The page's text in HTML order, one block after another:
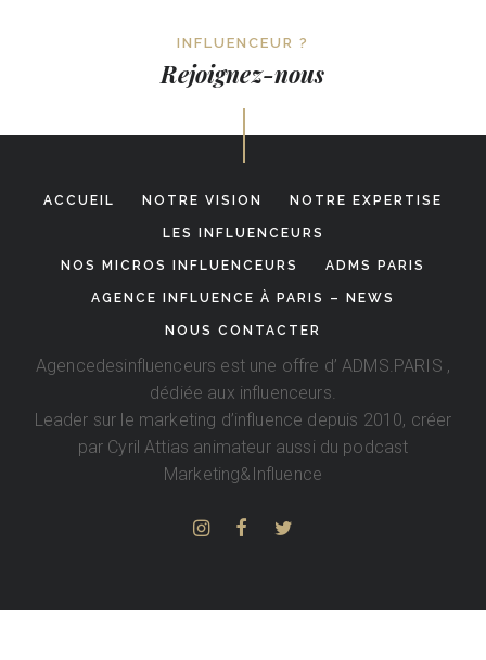
INFLUENCEUR ?
Rejoignez-nous
ACCUEIL NOTRE VISION NOTRE EXPERTISE
LES INFLUENCEURS
NOS MICROS INFLUENCEURS ADMS PARIS
AGENCE INFLUENCE À PARIS – NEWS
NOUS CONTACTER
Agencedesinfluenceurs est une offre d’ADMS.PARIS ,
dédiée aux influenceurs.
Leader sur le marketing d’influence depuis 2010, créer
par Cyril Attias animateur aussi du podcast
Marketing&Influence